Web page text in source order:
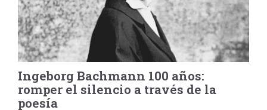
Ingeborg Bachmann 100 años:
romper el silencio a través de la
poesía